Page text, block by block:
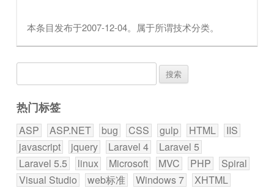
本条目发布于2007-12-04。属于所谓技术分类。
索：
热门标签
ASP ASP.NET bug CSS gulp HTML
IIS
javascript
jquery Laravel 4
Laravel 5
Laravel 5.5
linux Microsoft MVC PHP
Spiral
Visual Studio
web标准 Windows 7
XHTML